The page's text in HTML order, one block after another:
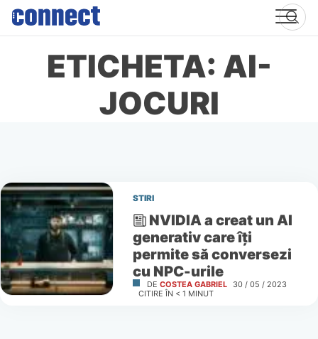
Skip
content
ETICHETA: AI-
JOCURI
STIRI
NVIDIA a creat un AI
generativ care îţi
permite să conversezi
cu NPC-urile
DE COSTEA GABRIEL
30 / 05 / 2023
CITIRE ÎN < 1 MINUT